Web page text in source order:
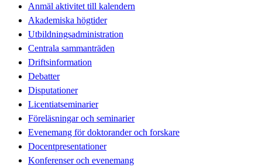
Anmäl aktivitet till kalendern
Akademiska högtider
Utbildningsadministration
Centrala sammanträden
Driftsinformation
Debatter
Disputationer
Licentiatseminarier
Föreläsningar och seminarier
Evenemang för doktorander och forskare
Docentpresentationer
Konferenser och evenemang